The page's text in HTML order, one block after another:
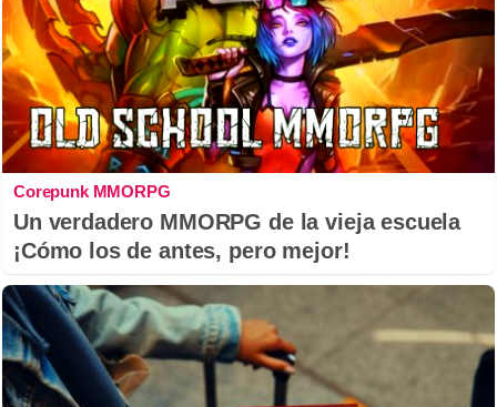
Corepunk MMORPG
Un verdadero MMORPG de la vieja escuela
¡Cómo los de antes, pero mejor!